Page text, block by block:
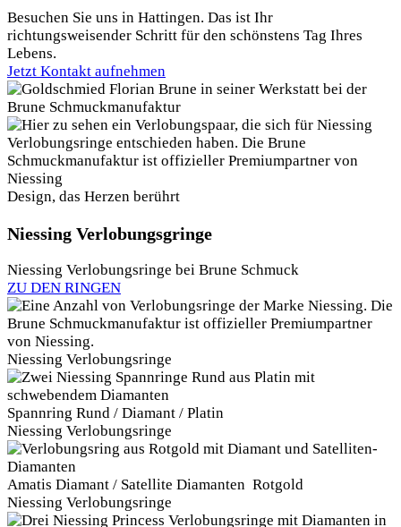
Besuchen Sie uns in Hattingen. Das ist Ihr
richtungsweisender Schritt für den schönstens Tag Ihres
Lebens.
Jetzt Kontakt aufnehmen
Design, das Herzen berührt
Niessing Verlobungsgringe
Niessing Verlobungsringe bei Brune Schmuck
ZU DEN RINGEN
Niessing Verlobungsringe
Spannring Rund / Diamant / Platin
Niessing Verlobungsringe
Amatis Diamant / Satellite Diamanten Rotgold
Niessing Verlobungsringe